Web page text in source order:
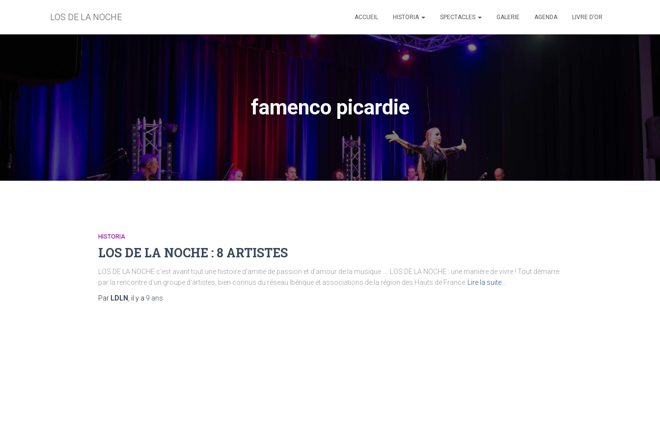
LOS DE LA NOCHE ACCUEIL HISTORIA SPECTACLES GALERIE AGENDA LIVRE D’OR
famenco picardie
HISTORIA
LOS DE LA NOCHE : 8 ARTISTES
LOS DE LA NOCHE c’est avant tout une histoire d’amitié de passion et d’amour de la musique …. LOS DE LA NOCHE : une manière de vivre ! Tout démarre
par la rencontre d’un groupe d’artistes, bien connus du réseau Ibérique et associations de la région des Hauts de France
Lire la suite…
Par LDLN , il y a 9 ans